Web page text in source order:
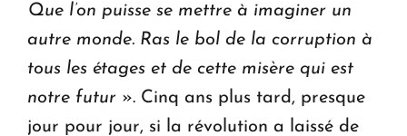
Que l’on puisse se mettre à imaginer un
autre monde. Ras le bol de la corruption à
tous les étages et de cette misère qui est
notre futur ». Cinq ans plus tard, presque
jour pour jour, si la révolution a laissé de